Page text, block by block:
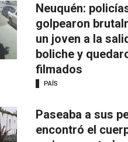
Neuquén:
golpearon
un joven a la
boliche y
filmados
PAÍS
Paseaba a sus
encontró el